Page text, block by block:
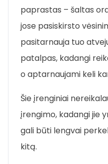
paprastas – šaltas
jose pasiskirsto
pasitarnauja tuo
patalpas, kadangi
o aptarnaujami keli
Šie įrenginiai
įrengimo, kadangi jie
gali būti lengvai
kitą.